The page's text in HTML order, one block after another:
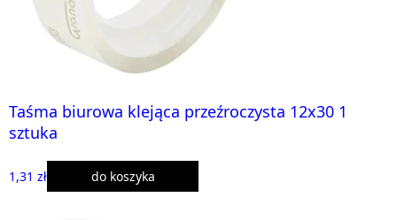
Taśma biurowa klejąca przeźroczysta 12x30 1
sztuka
1,31 zł do koszyka